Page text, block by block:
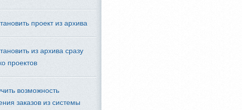
проект из архива
из архива сразу
проектов
возможность
заказов из системы